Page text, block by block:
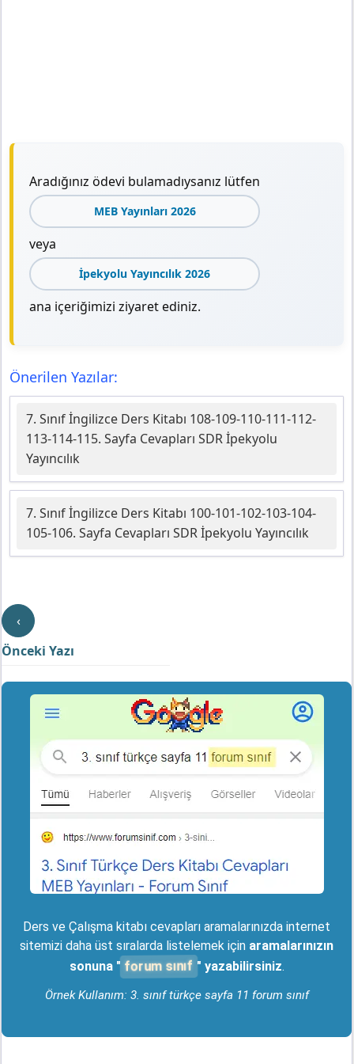
Aradığınız ödevi bulamadıysanız lütfen
MEB Yayınları 2026
veya
İpekyolu Yayıncılık 2026
ana içeriğimizi ziyaret ediniz.
Önerilen Yazılar:
7. Sınıf İngilizce Ders Kitabı 108-109-110-111-112-
113-114-115. Sayfa Cevapları SDR İpekyolu
Yayıncılık
7. Sınıf İngilizce Ders Kitabı 100-101-102-103-104-
105-106. Sayfa Cevapları SDR İpekyolu Yayıncılık
‹
Önceki Yazı
Ders ve Çalışma kitabı cevapları aramalarınızda internet
sitemizi daha üst sıralarda listelemek için aramalarınızın
sonuna " forum sınıf " yazabilirsiniz.
Örnek Kullanım: 3. sınıf türkçe sayfa 11 forum sınıf